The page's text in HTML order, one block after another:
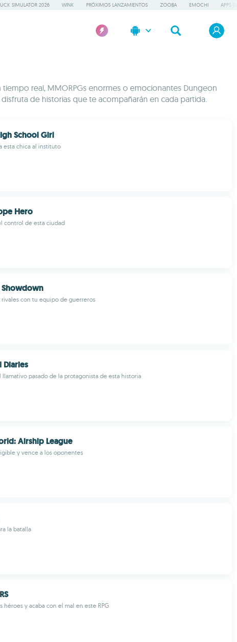
SIMULATOR 2026 WINK PRÓXIMOS LANZAMIENTOS ZOOBA EMOCHI APPS
real, MMORPGs enormes o emocionantes Dungeon
de historias que te acompañarán en cada partida.
School Girl
esta chica al instituto
Hero
control de esta ciudad
rivales con tu equipo de guerreros
Diaries
llamativo pasado de la protagonista de esta historia
Airship League
y vence a los oponentes
la batalla
héroes y acaba con el mal en este RPG